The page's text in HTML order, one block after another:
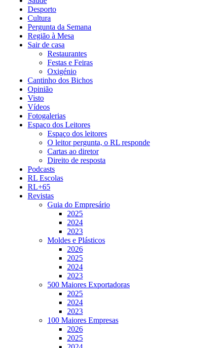
Desporto
Cultura
Pergunta da Semana
Região à Mesa
Sair de casa
Restaurantes
Festas e Feiras
Oxigénio
Cantinho dos Bichos
Opinião
Visto
Vídeos
Fotogalerias
Espaço dos Leitores
Espaço dos leitores
O leitor pergunta, o RL responde
Cartas ao diretor
Direito de resposta
Podcasts
RL Escolas
RL+65
Revistas
Guia do Empresário
2025
2024
2023
Moldes e Plásticos
2026
2025
2024
2023
500 Maiores Exportadoras
2025
2024
2023
100 Maiores Empresas
2026
2025